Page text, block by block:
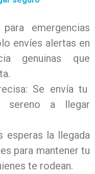
emergencias
envíes alertas en
genuinas que
Se envía tu
sereno a llegar
esperas la llegada
para mantener tu
te rodean.